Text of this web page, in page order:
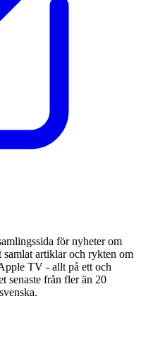
för nyheter om
artiklar och rykten om
TV - allt på ett och
senaste från fler än 20